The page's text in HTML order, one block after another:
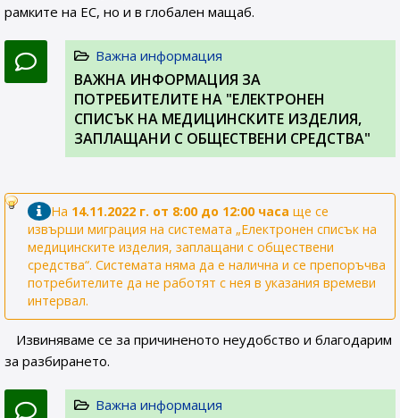
рамките на ЕС, но и в глобален мащаб.
Важна информация
ВАЖНА ИНФОРМАЦИЯ ЗА
ПОТРЕБИТЕЛИТЕ НА "ЕЛЕКТРОНЕН
СПИСЪК НА МЕДИЦИНСКИТЕ ИЗДЕЛИЯ,
ЗАПЛАЩАНИ С ОБЩЕСТВЕНИ СРЕДСТВА"
На 14.11.2022 г. от 8:00 до 12:00 часа ще се
извърши миграция на системата „Електронен списък на
медицинските изделия, заплащани с обществени
средства“. Системата няма да е налична и се препоръчва
потребителите да не работят с нея в указания времеви
интервал.
Извиняваме се за причиненото неудобство и благодарим
за разбирането.
Важна информация